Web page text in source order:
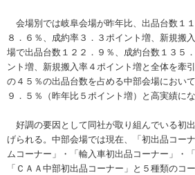
会場別では岐阜会場が昨年比、出品台数１
８．６％、成約率３．３ポイント増、新規搬
場で出品台数１２２．９％、成約台数１３５
ント増、新規搬入率４ポイント増と全体を牽
の４５％の出品台数を占める中部会場におい
９．５％（昨年比５ポイント増）と高実績にな
好調の要因として同社が取り組んでいる初
げられる。中部会場では現在、「初出品コー
ムコーナー」・「輸入車初出品コーナー」・
「ＣＡＡ中部初出品コーナー」と５種類のコ